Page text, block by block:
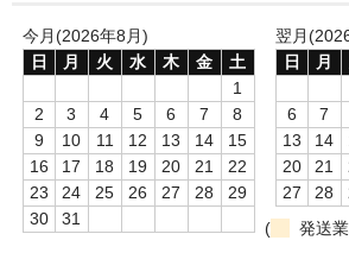
今月(2026年8月)
日
月 火 水 木 金
土
1
2
3 4 5 6 7
8
9
10 11 12 13 14
15
16
17 18 19 20 21
22
23
24 25 26 27 28
29
30
31
翌月
日
月
6
7
13
14
20
21
27
28
(
発送